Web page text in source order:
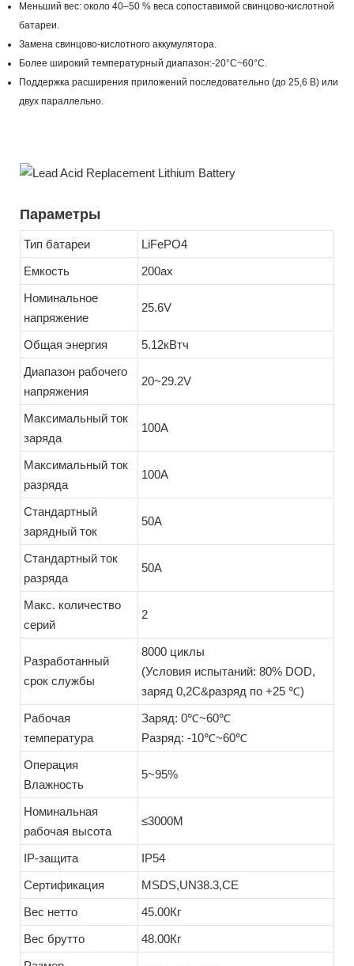
Меньший вес: около 40–50 % веса сопоставимой свинцово-кислотной
батареи.
Замена свинцово-кислотного аккумулятора.
Более широкий температурный диапазон:-20°C~60°C.
Поддержка расширения приложений последовательно (до 25,6 В) или
двух параллельно.
Параметры
Тип батареи
LiFePO4
Емкость
200ах
Номинальное
напряжение
25.6V
Общая энергия
5.12кВтч
Диапазон рабочего
напряжения
20~29.2V
Максимальный ток
заряда
100A
Максимальный ток
разряда
100A
Стандартный
зарядный ток
50A
Стандартный ток
разряда
50A
Макс. количество
серий
2
Разработанный
срок службы
8000 циклы
(Условия испытаний: 80% DOD,
заряд 0,2C&разряд по +25 ℃)
Рабочая
температура
Заряд: 0℃~60℃
Разряд: -10℃~60℃
Операция
Влажность
5~95%
Номинальная
рабочая высота
≤3000М
IP-защита
IP54
Сертификация
MSDS,UN38.3,CE
Вес нетто
45.00Кг
Вес брутто
48.00Кг